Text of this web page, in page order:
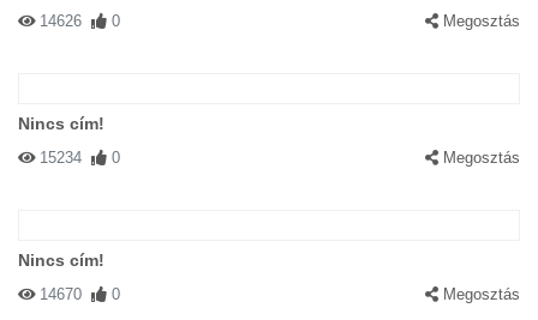
14626 0 Megosztás
Nincs cím!
15234 0 Megosztás
Nincs cím!
14670 0 Megosztás